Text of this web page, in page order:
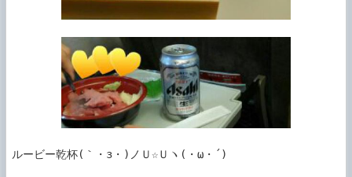
ルービー乾杯(｀・з・)ノＵ☆Ｕヽ(・ω・´)